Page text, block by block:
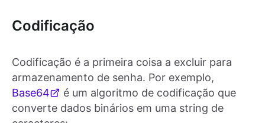
Codificação
Codificação é a primeira coisa a excluir para
armazenamento de senha. Por exemplo,
Base64
é um algoritmo de codificação que
converte dados binários em uma string de